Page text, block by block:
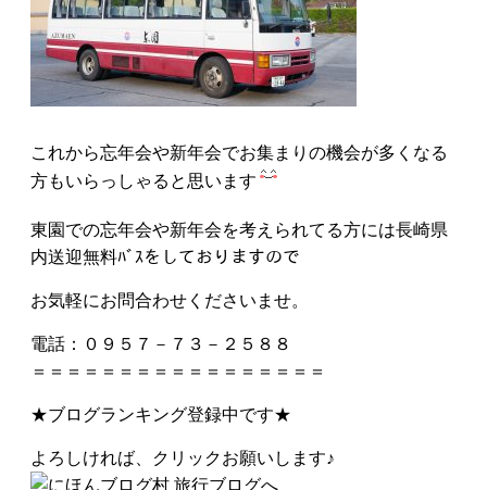
これから忘年会や新年会でお集まりの機会が多くなる
方もいらっしゃると思います
東園での忘年会や新年会を考えられてる方には長崎県
内送迎無料ﾊﾞｽをしておりますので
お気軽にお問合わせくださいませ。
電話：０９５７－７３－２５８８
＝＝＝＝＝＝＝＝＝＝＝＝＝＝＝＝＝
★ブログランキング登録中です★
よろしければ、クリックお願いします♪